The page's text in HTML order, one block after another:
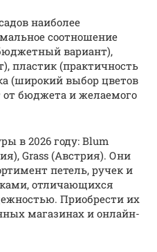
наиболее
соотношение
вариант),
пластик (практичность
(широкий выбор цветов
от бюджета и желаемого
в 2026 году: Blum
Grass (Австрия). Они
петель, ручек и
отличающихся
Приобрести их
магазинах и онлайн-